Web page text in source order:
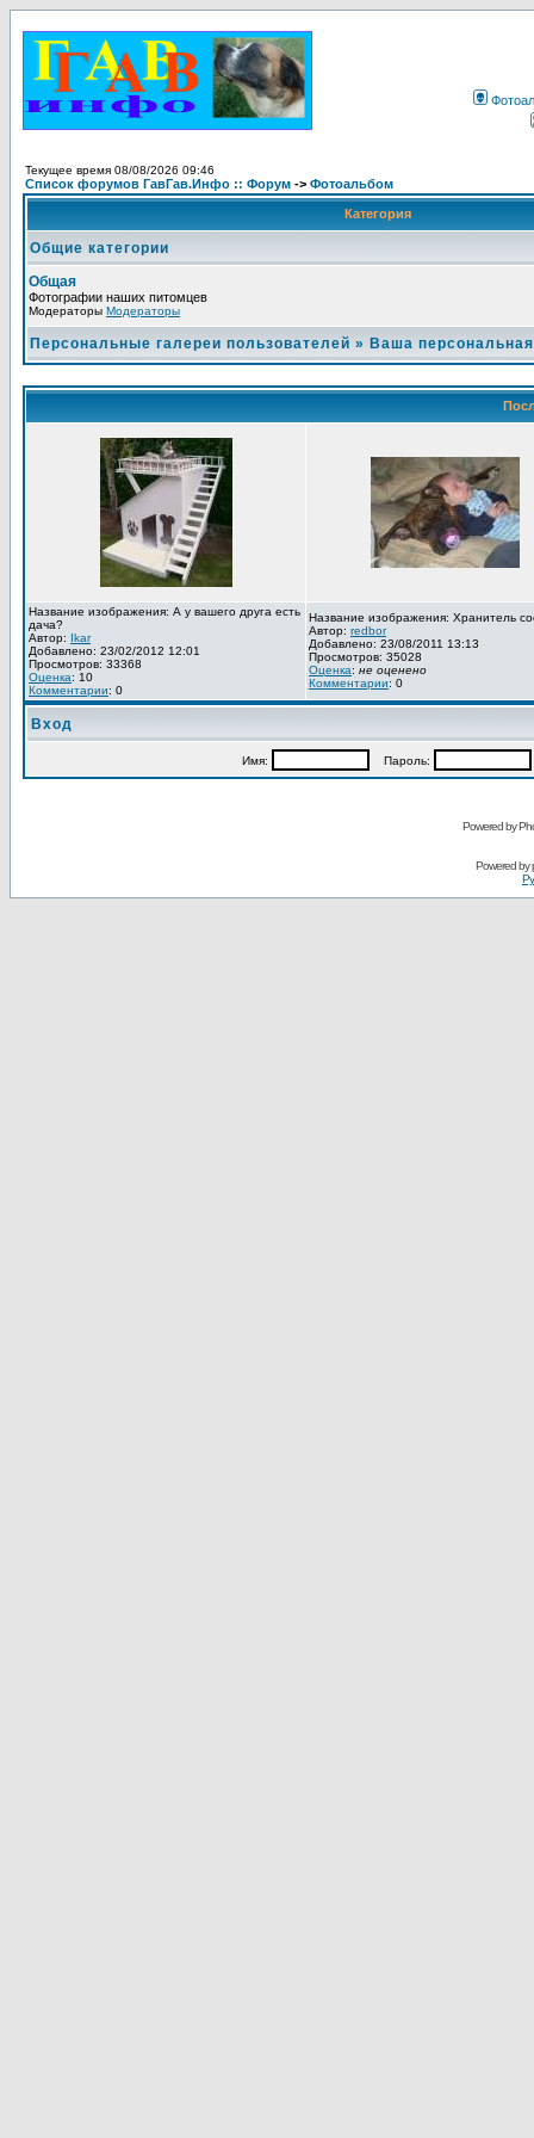
Текущее время 08/08/2026 09:46
Список форумов ГавГав.Инфо :: Форум -> Фотоальбом
Категория
Общие категории
Общая
Фотографии наших питомцев
Модераторы Модераторы
Персональные галереи пользователей » Ваша
Название изображения: А у вашего друга есть
дача?
Автор: Ikar
Добавлено: 23/02/2012 12:01
Просмотров: 33368
Оценка: 10
Комментарии: 0
Название изображения: Хранитель
Автор: redbor
Добавлено: 23/08/2011 13:13
Просмотров: 35028
Оценка: не оценено
Комментарии: 0
Вход
Имя: Пароль:
Powered by
Powered by